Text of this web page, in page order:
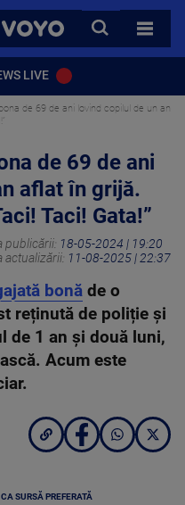
VOYO
CAUTA
TOATE
LIVE
de 69 de ani lovind copilul de un an
de 69 de ani
aflat în grijă.
Taci! Gata!”
publicării: 18-05-2024 | 19:20
actualizării: 11-08-2025 | 22:37
bonă de o
reținută de poliție și
de 1 an și două luni,
Acum este
SURSĂ PREFERATĂ